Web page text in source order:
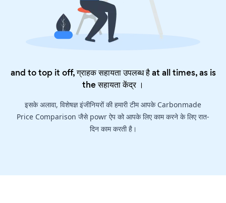
and to top it off, ग्राहक सहायता उपलब्ध है at all times, as is
theसहायता केंद्र।
इसके अलावा, विशेषज्ञ इंजीनियरों की हमारी टीम आपके Carbonmade
Price Comparison जैसे powr ऐप को आपके लिए काम करने के लिए रात-
दिन काम करती है।